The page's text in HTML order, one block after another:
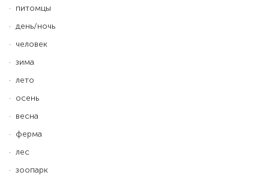
· питомцы
· день/ночь
· человек
· зима
· лето
· осень
· весна
· ферма
· лес
· зоопарк